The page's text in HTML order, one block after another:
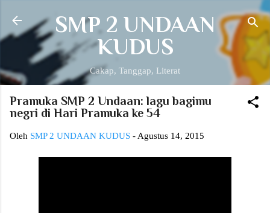
Langsung ke konten utama
SMP 2 UNDAAN
KUDUS
Cakap, Tanggap, Literat
Pramuka SMP 2 Undaan: lagu bagimu
negri di Hari Pramuka ke 54
Oleh SMP 2 UNDAAN KUDUS - Agustus 14, 2015